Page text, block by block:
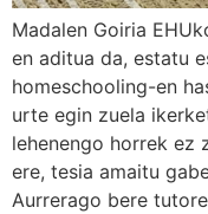
Madalen Goiria
en aditua da, estatu
homeschooling-en
urte egin zuela
lehenengo horrek ez
ere, tesia amaitu
Aurrerago bere